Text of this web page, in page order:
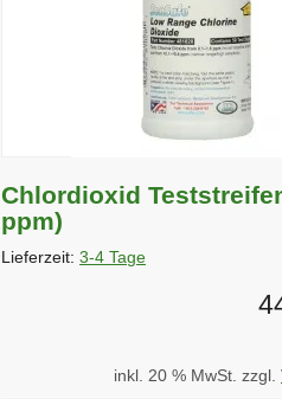
Chlordioxid
ppm)
Lieferzeit: 3-4 Tage
inkl. 20 % MwSt. zzgl.